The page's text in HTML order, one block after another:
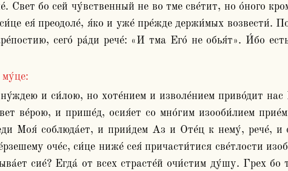
Свет бо сей чу́вственный не во тме све́тит, но о́ного
ея́ преодоле́, я́ко и уже́ пре́жде держи́мых возвести́.
сего́ ра́ди рече́: «И тма Его́ не обья́т». И́бо
му́це:
ве́рою, и прише́д, осия́ет со мно́гим изооби́лием
Моя́ соблюда́ет, и прии́дем Аз и Оте́ц к нему́, рече́, и
оче́с, си́це ниже́ сея́ причасти́тися све́тлости
сие́? Егда́ от всех страсте́й очи́стим ду́шу. Грех бо